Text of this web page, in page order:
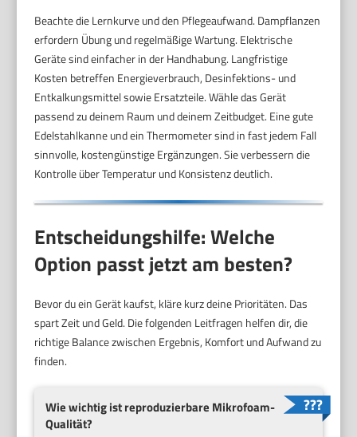
Beachte die Lernkurve und den Pflegeaufwand. Dampflanzen
erfordern Übung und regelmäßige Wartung. Elektrische
Geräte sind einfacher in der Handhabung. Langfristige
Kosten betreffen Energieverbrauch, Desinfektions- und
Entkalkungsmittel sowie Ersatzteile. Wähle das Gerät
passend zu deinem Raum und deinem Zeitbudget. Eine gute
Edelstahlkanne und ein Thermometer sind in fast jedem Fall
sinnvolle, kostengünstige Ergänzungen. Sie verbessern die
Kontrolle über Temperatur und Konsistenz deutlich.
Entscheidungshilfe: Welche
Option passt jetzt am besten?
Bevor du ein Gerät kaufst, kläre kurz deine Prioritäten. Das
spart Zeit und Geld. Die folgenden Leitfragen helfen dir, die
richtige Balance zwischen Ergebnis, Komfort und Aufwand zu
finden.
Wie wichtig ist reproduzierbare Mikrofoam-
Qualität?